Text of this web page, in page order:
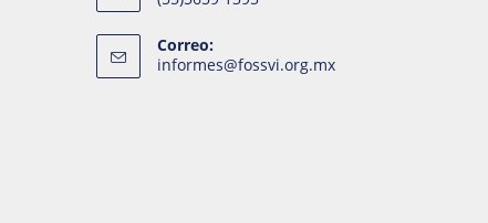
Correo:
informes@fossvi.org.mx